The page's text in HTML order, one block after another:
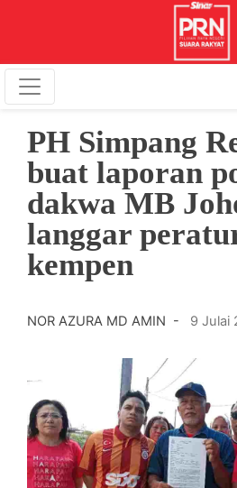
PH Simpang
buat laporan
dakwa MB
langgar
kempen
NOR AZURA MD AMIN - 9 Julai